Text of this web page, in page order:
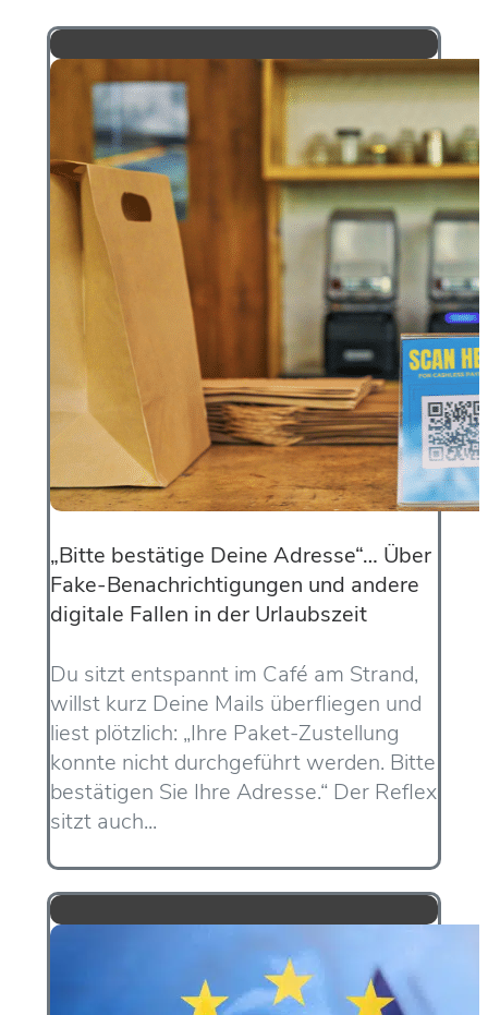
„Bitte bestätige Deine Adresse“… Über
Fake-Benachrichtigungen und andere
digitale Fallen in der Urlaubszeit
Du sitzt entspannt im Café am Strand,
willst kurz Deine Mails überfliegen und
liest plötzlich: „Ihre Paket-Zustellung
konnte nicht durchgeführt werden. Bitte
bestätigen Sie Ihre Adresse.“ Der Reflex
sitzt auch...